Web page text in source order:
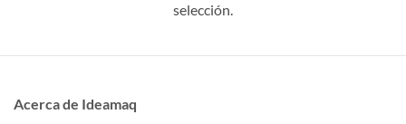
selección.
Acerca de Ideamaq